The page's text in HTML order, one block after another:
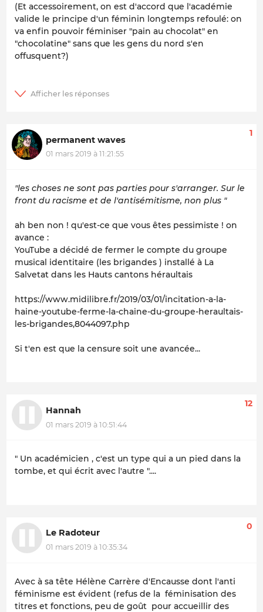
(Et accessoirement, on est d'accord que l'académie
valide le principe d'un féminin longtemps refoulé: on
va enfin pouvoir féminiser "pain au chocolat" en
"chocolatine" sans que les gens du nord s'en
offusquent?)
permanent waves
01 mars 2019 à 11:21:55
1
"les choses ne sont pas parties pour s'arranger. Sur le
front du racisme et de l'antisémitisme, non plus "
ah ben non ! qu'est-ce que vous êtes pessimiste ! on
avance :
YouTube a décidé de fermer le compte du groupe
musical identitaire (les brigandes ) installé à La
Salvetat dans les Hauts cantons héraultais
https://www.midilibre.fr/2019/03/01/incitation-a-la-
haine-youtube-ferme-la-chaine-du-groupe-heraultais-
les-brigandes,8044097.php
Si t'en est que la censure soit une avancée...
Hannah
01 mars 2019 à 10:51:44
12
" Un académicien , c'est un type qui a un pied dans la
tombe, et qui écrit avec l'autre "....
Le Radoteur
01 mars 2019 à 10:35:34
0
Avec à sa tête Hélène Carrère d'Encausse dont l'anti
féminisme est évident (refus de la féminisation des
titres et fonctions, peu de goût pour accueillir des